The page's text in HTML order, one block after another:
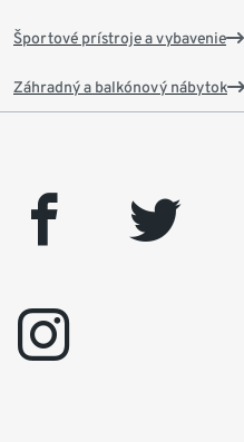
Športové prístroje a vybavenie
Záhradný a balkónový nábytok
facebook twitter
instagram